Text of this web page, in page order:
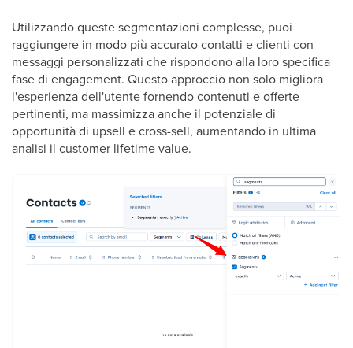
Utilizzando queste segmentazioni complesse, puoi
raggiungere in modo più accurato contatti e clienti con
messaggi personalizzati che rispondono alla loro specifica
fase di engagement. Questo approccio non solo migliora
l'esperienza dell'utente fornendo contenuti e offerte
pertinenti, ma massimizza anche il potenziale di
opportunità di upsell e cross-sell, aumentando in ultima
analisi il customer lifetime value.